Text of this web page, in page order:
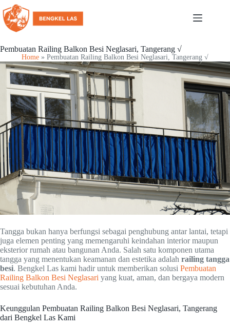
Pembuatan Railing Balkon Besi Neglasari, Tangerang √
Home » Pembuatan Railing Balkon Besi Neglasari, Tangerang √
Tangga bukan hanya berfungsi sebagai penghubung antar lantai, tetapi
juga elemen penting yang memengaruhi keindahan interior maupun
eksterior rumah atau bangunan Anda. Salah satu komponen utama
tangga yang menentukan keamanan dan estetika adalah railing tangga
besi. Bengkel Las kami hadir untuk memberikan solusi Pembuatan
Railing Balkon Besi Neglasari yang kuat, aman, dan bergaya modern
sesuai kebutuhan Anda.
Keunggulan Pembuatan Railing Balkon Besi Neglasari, Tangerang
dari Bengkel Las Kami